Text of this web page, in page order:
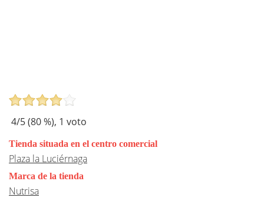
4/5 (80%), 1 voto
Tienda situada en el centro comercial
Plaza la Luciérnaga
Marca de la tienda
Nutrisa